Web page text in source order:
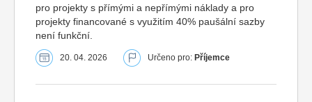
pro projekty s přímými a nepřímými náklady a pro
projekty financované s využitím 40% paušální sazby
není funkční.
20. 04. 2026 Určeno pro: Příjemce